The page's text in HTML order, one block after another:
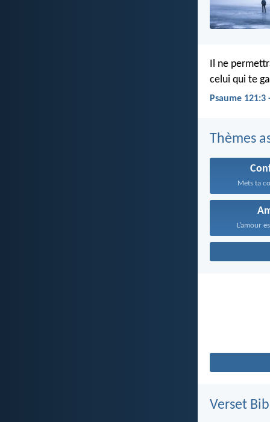
Il ne
celui qui te
Psaume 121:3
Thèmes
Mets ta
L’amour
Verset